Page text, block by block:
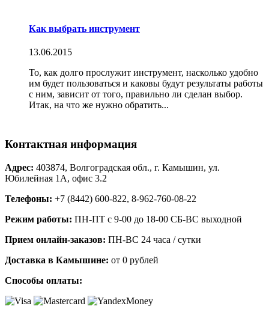
Как выбрать инструмент
13.06.2015
То, как долго прослужит инструмент, насколько удобно
им будет пользоваться и каковы будут результаты работы
с ним, зависит от того, правильно ли сделан выбор.
Итак, на что же нужно обратить...
Контактная информация
Адрес: 403874, Волгоградская обл., г. Камышин, ул.
Юбилейная 1А, офис 3.2
Телефоны: +7 (8442) 600-822, 8-962-760-08-22
Режим работы: ПН-ПТ с 9-00 до 18-00 СБ-ВС выходной
Прием онлайн-заказов: ПН-ВС 24 часа / сутки
Доставка в Камышине: от 0 рублей
Способы оплаты: